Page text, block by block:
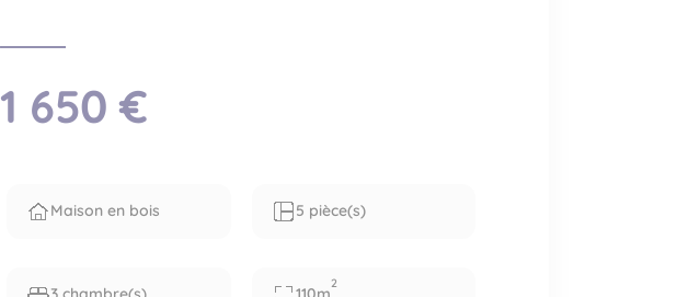
1 650 €
Maison en bois 5 pièce(s)
2